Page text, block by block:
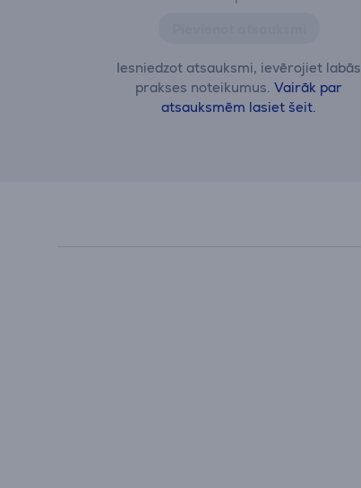
Iesniedzot atsauksmi, ievērojiet labās
prakses noteikumus.Vairāk par
atsauksmēm lasiet šeit.